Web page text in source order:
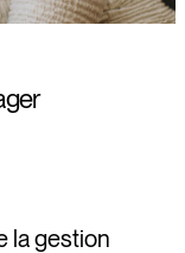
la gestion